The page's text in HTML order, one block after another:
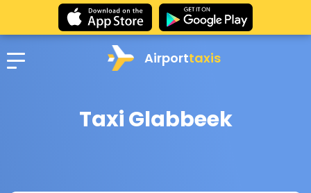
Airporttaxis
Taxi Glabbeek